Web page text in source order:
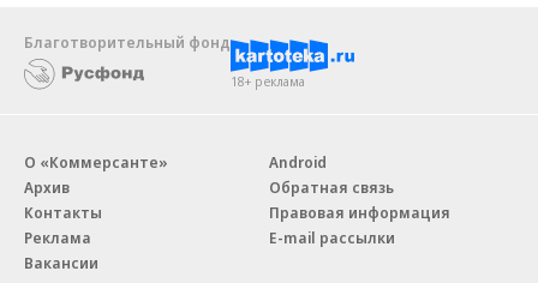
Благотворительный фонд
18+ реклама
О «Коммерсанте»
Архив
Контакты
Реклама
Вакансии
Android
Обратная связь
Правовая информация
E-mail рассылки